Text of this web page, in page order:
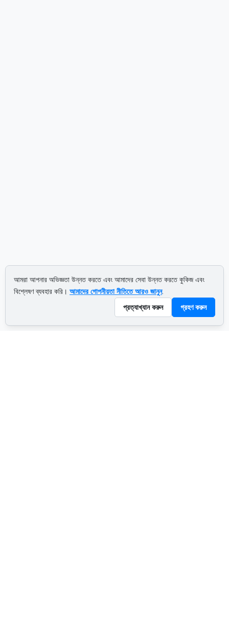
আমরা আপনার অভিজ্ঞতা উন্নত করতে এবং আমাদের সেবা উন্নত করতে কুকিজ এবং
বিশ্লেষণ ব্যবহার করি। আমাদের গোপনীয়তা নীতিতে আরও জানুন.
প্রত্যাখ্যান করুন
গ্রহণ করুন